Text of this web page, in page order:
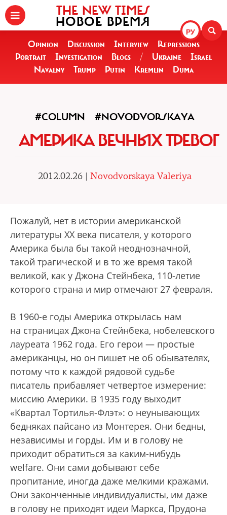
РУ
THE NEW TIMES
НОВОЕ ВРЕМЯ
Opinion Discussion Interview
Repressions
Portrait
Investigation Blogs / Ukraine
Israel
Navalny
Trump Putin Kremlin Duma
#COLUMN #NOVODVORSKAYA
АМЕРИКА ВЕЧНЫХ ТРЕВОГ
2012.02.26 | Novodvorskaya Valeriya
Пожалуй, нет в истории американской
литературы XX века писателя, у которого
Америка была бы такой неоднозначной,
такой трагической и в то же время такой
великой, как у Джона Стейнбека, 110-летие
которого страна и мир отмечают 27 февраля.
В 1960-е годы Америка открылась нам
на страницах Джона Стейнбека, нобелевского
лауреата 1962 года. Его герои — простые
американцы, но он пишет не об обывателях,
потому что к каждой рядовой судьбе
писатель прибавляет четвертое измерение:
миссию Америки. В 1935 году выходит
«Квартал Тортилья-Флэт»: о неунывающих
бедняках пайсано из Монтерея. Они бедны,
независимы и горды. Им и в голову не
приходит обратиться за каким-нибудь
welfare. Они сами добывают себе
пропитание, иногда даже мелкими кражами.
Они законченные индивидуалисты, им даже
в голову не приходят идеи Маркса, Прудона